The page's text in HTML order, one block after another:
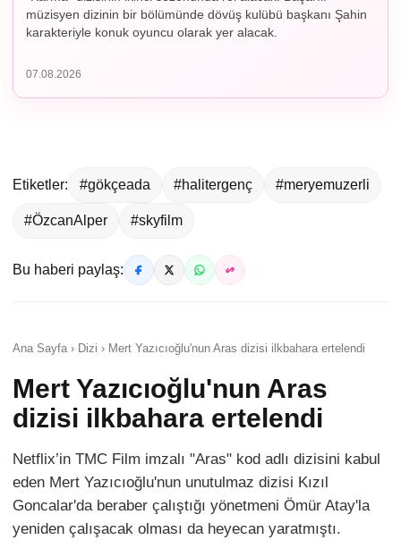
müzisyen dizinin bir bölümünde dövüş kulübü başkanı Şahin
karakteriyle konuk oyuncu olarak yer alacak.
07.08.2026
Etiketler: #gökçeada #halitergenç #meryemuzerli
#ÖzcanAlper #skyfilm
Bu haberi paylaş:
Ana Sayfa › Dizi › Mert Yazıcıoğlu'nun Aras dizisi ilkbahara ertelendi
Mert Yazıcıoğlu'nun Aras
dizisi ilkbahara ertelendi
Netflix’in TMC Film imzalı "Aras" kod adlı dizisini kabul
eden Mert Yazıcıoğlu'nun unutulmaz dizisi Kızıl
Goncalar'da beraber çalıştığı yönetmeni Ömür Atay'la
yeniden çalışacak olması da heyecan yaratmıştı.